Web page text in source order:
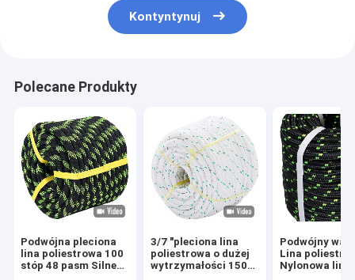
Kontyntynuj
Polecane Produkty
Podwójna pleciona
lina poliestrowa 100
stóp 48 pasm Silne
3/7 "pleciona lina
poliestrowa o dużej
wytrzymałości 150
Podwójny
Lina
Nylonowa lina